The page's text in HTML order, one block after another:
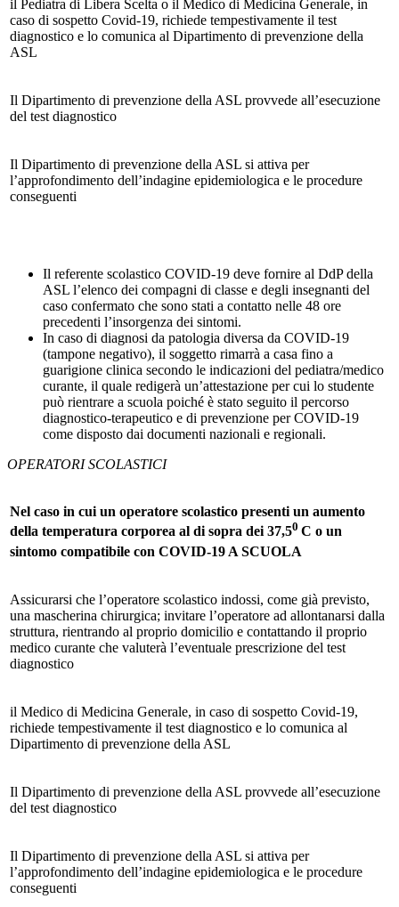
il Pediatra di Libera Scelta o il Medico di Medicina Generale, in
caso di sospetto Covid-19, richiede tempestivamente il test
diagnostico e lo comunica al Dipartimento di prevenzione della
ASL
Il Dipartimento di prevenzione della ASL provvede all’esecuzione
del test diagnostico
Il Dipartimento di prevenzione della ASL si attiva per
l’approfondimento dell’indagine epidemiologica e le procedure
conseguenti
Il referente scolastico COVID-19 deve fornire al DdP della
ASL l’elenco dei compagni di classe e degli insegnanti del
caso confermato che sono stati a contatto nelle 48 ore
precedenti l’insorgenza dei sintomi.
In caso di diagnosi da patologia diversa da COVID-19
(tampone negativo), il soggetto rimarrà a casa fino a
guarigione clinica secondo le indicazioni del pediatra/medico
curante, il quale redigerà un’attestazione per cui lo studente
può rientrare a scuola poiché è stato seguito il percorso
diagnostico-terapeutico e di prevenzione per COVID-19
come disposto dai documenti nazionali e regionali.
OPERATORI SCOLASTICI
Nel caso in cui un operatore scolastico presenti un aumento
della temperatura corporea al di sopra dei 37,50 C o un
sintomo compatibile con COVID-19 A SCUOLA
Assicurarsi che l’operatore scolastico indossi, come già previsto,
una mascherina chirurgica; invitare l’operatore ad allontanarsi dalla
struttura, rientrando al proprio domicilio e contattando il proprio
medico curante che valuterà l’eventuale prescrizione del test
diagnostico
il Medico di Medicina Generale, in caso di sospetto Covid-19,
richiede tempestivamente il test diagnostico e lo comunica al
Dipartimento di prevenzione della ASL
Il Dipartimento di prevenzione della ASL provvede all’esecuzione
del test diagnostico
Il Dipartimento di prevenzione della ASL si attiva per
l’approfondimento dell’indagine epidemiologica e le procedure
conseguenti